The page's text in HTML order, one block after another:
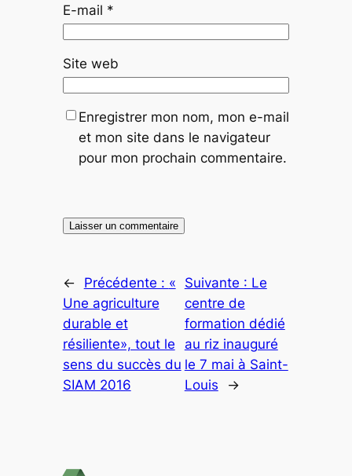
E-mail *
Site web
Enregistrer mon nom, mon e-mail
et mon site dans le navigateur
pour mon prochain commentaire.
← Précédente : «
Une agriculture
durable et
résiliente», tout le
sens du succès du
SIAM 2016
Suivante : Le
centre de
formation dédié
au riz inauguré
le 7 mai à Saint-
Louis
→